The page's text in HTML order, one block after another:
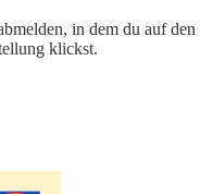
in dem du auf den
klickst.